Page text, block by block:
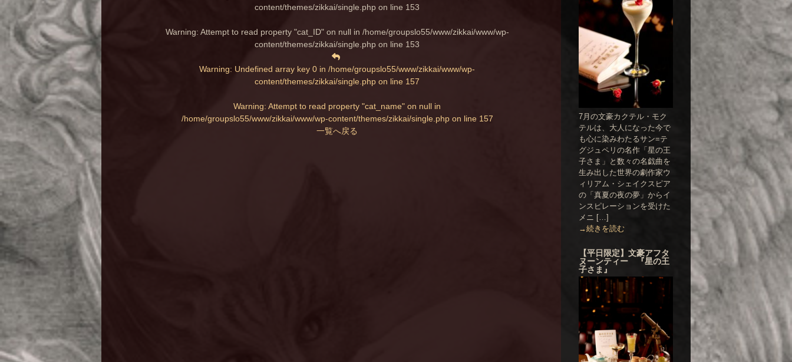
content/themes/zikkai/single.php on line 153
Warning: Attempt to read property "cat_ID" on null in /home/groupslo55/www/zikkai/www/wp-
content/themes/zikkai/single.php on line 153
Warning: Undefined array key 0 in /home/groupslo55/www/zikkai/www/wp-
content/themes/zikkai/single.php on line 157
Warning: Attempt to read property "cat_name" on null in
/home/groupslo55/www/zikkai/www/wp-content/themes/zikkai/single.phpon line 157
一覧へ戻る
7月の文豪カクテル・モク
テルは、大人になった今で
も心に染みわたるサン=テ
グジュペリの名作「星の王
子さま」と数々の名戯曲を
生み出した世界の劇作家ウ
ィリアム・シェイクスピア
の「真夏の夜の夢」からイ
ンスピレーションを受けた
メニ […]
→続きを読む
【平日限定】文豪アフタ
ヌーンティー 『星の王
子さま』